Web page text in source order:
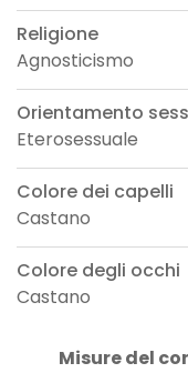
Religione
Agnosticismo
Orientamento
Eterosessuale
Colore dei capelli
Castano
Colore degli occhi
Castano
Misure del